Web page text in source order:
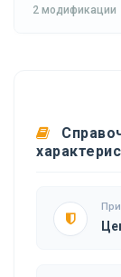
2 модификации